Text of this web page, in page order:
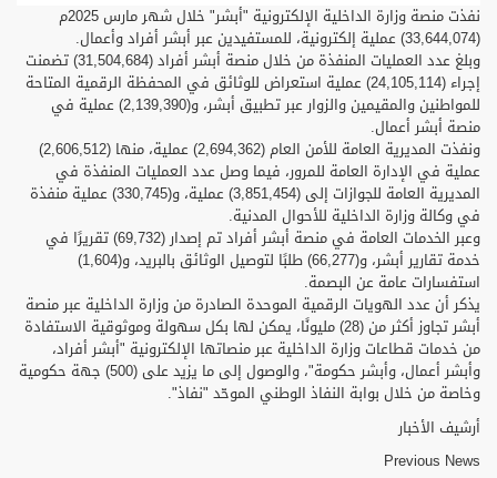
نفذت منصة وزارة الداخلية الإلكترونية "أبشر" خلال شهر مارس 2025م
(33,644,074) عملية إلكترونية، للمستفيدين عبر أبشر أفراد وأعمال.
وبلغ عدد العمليات المنفذة من خلال منصة أبشر أفراد (31,504,684) تضمنت
إجراء (24,105,114) عملية استعراض للوثائق في المحفظة الرقمية المتاحة
للمواطنين والمقيمين والزوار عبر تطبيق أبشر، و(2,139,390) عملية في
منصة أبشر أعمال.
ونفذت المديرية العامة للأمن العام (2,694,362) عملية، منها (2,606,512)
عملية في الإدارة العامة للمرور، فيما وصل عدد العمليات المنفذة في
المديرية العامة للجوازات إلى (3,851,454) عملية، و(330,745) عملية منفذة
في وكالة وزارة الداخلية للأحوال المدنية.
وعبر الخدمات العامة في منصة أبشر أفراد تم إصدار (69,732) تقريرًا في
خدمة تقارير أبشر، و(66,277) طلبًا لتوصيل الوثائق بالبريد، و(1,604)
استفسارات عامة عن البصمة.
يذكر أن عدد الهويات الرقمية الموحدة الصادرة من وزارة الداخلية عبر منصة
أبشر تجاوز أكثر من (28) مليونًا، يمكن لها بكل سهولة وموثوقية الاستفادة
من خدمات قطاعات وزارة الداخلية عبر منصاتها الإلكترونية "أبشر أفراد،
وأبشر أعمال، وأبشر حكومة"، والوصول إلى ما يزيد على (500) جهة حكومية
وخاصة من خلال بوابة النفاذ الوطني الموحّد "نفاذ".
أرشيف الأخبار
Previous News